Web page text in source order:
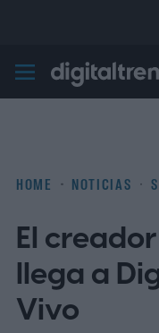
Digital
HOME NOTICIAS S
El
llega a
Vivo